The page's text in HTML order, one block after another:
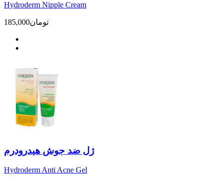
Hydroderm Nipple Cream
185,000تومان
ژل ضد جوش هیدرودرم
Hydroderm Anti Acne Gel